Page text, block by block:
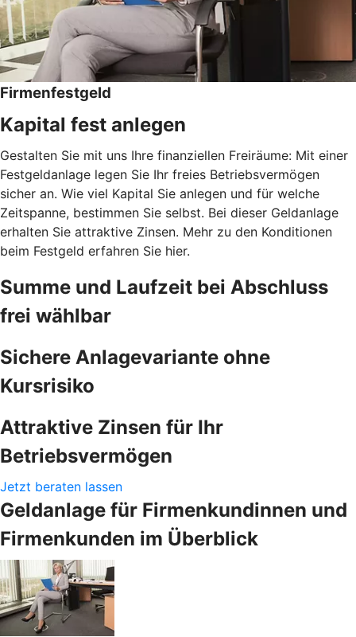
Firmenfestgeld
Kapital fest anlegen
Gestalten Sie mit uns Ihre finanziellen Freiräume: Mit einer
Festgeldanlage legen Sie Ihr freies Betriebsvermögen
sicher an. Wie viel Kapital Sie anlegen und für welche
Zeitspanne, bestimmen Sie selbst. Bei dieser Geldanlage
erhalten Sie attraktive Zinsen. Mehr zu den Konditionen
beim Festgeld erfahren Sie hier.
Summe und Laufzeit bei Abschluss
frei wählbar
Sichere Anlagevariante ohne
Kursrisiko
Attraktive Zinsen für Ihr
Betriebsvermögen
Jetzt beraten lassen
Geldanlage für Firmenkundinnen und
Firmenkunden im Überblick